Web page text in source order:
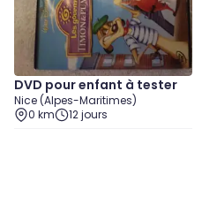
DVD pour enfant à tester
Nice (Alpes-Maritimes)
0 km
12 jours